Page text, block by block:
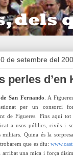
de setembre del
perles d’en
San Fernando . A
per un consorci
de Figueres. Fins aquí
a usos públics, civils i
militars. Quina és la
trobarem que es diu:
arribat una mica i força